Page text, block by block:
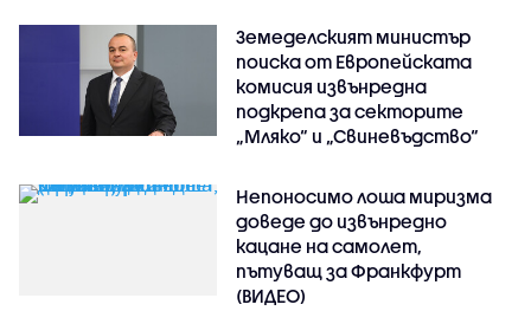
Земеделският министър
поиска от Европейската
комисия извънредна
подкрепа за секторите
„Мляко“ и „Свиневъдство“
Непоносимо лоша миризма
доведе до извънредно
кацане на самолет,
пътуващ за Франкфурт
(ВИДЕО)